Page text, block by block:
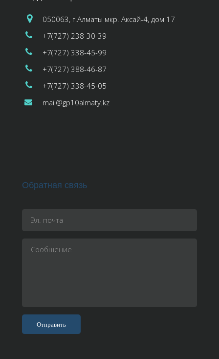
050063, г.Алматы мкр. Аксай-4, дом 17
+7(727) 238-30-39
+7(727) 338-45-99
+7(727) 388-46-87
+7(727) 338-45-05
mail@gp10almaty.kz
Обратная связь